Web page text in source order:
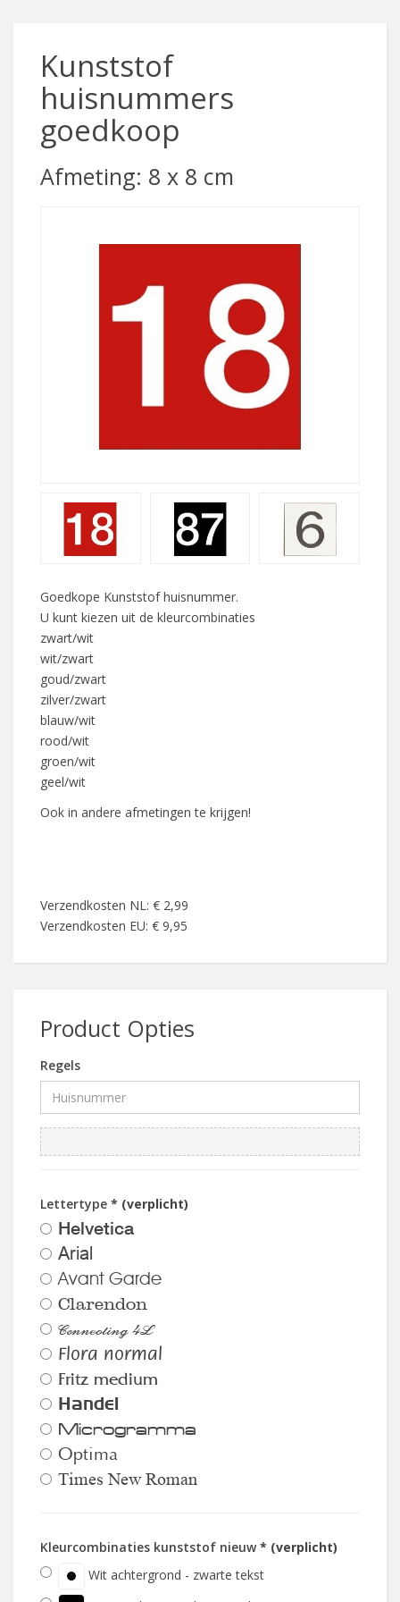
Kunststof
huisnummers
goedkoop
Afmeting: 8 x 8 cm
Goedkope Kunststof huisnummer.
U kunt kiezen uit de kleurcombinaties
zwart/wit
wit/zwart
goud/zwart
zilver/zwart
blauw/wit
rood/wit
groen/wit
geel/wit
Ook in andere afmetingen te krijgen!
Verzendkosten NL: € 2,99
Verzendkosten EU: € 9,95
Product Opties
Regels
Lettertype * (verplicht)
Helvetica
Arial
Avant Garde
Clarendon
Connecting 4L
Flora normal
Fritz medium
Handel
Microgramma
Optima
Times New Roman
Kleurcombinaties kunststof nieuw* (verplicht)
Wit achtergrond - zwarte tekst